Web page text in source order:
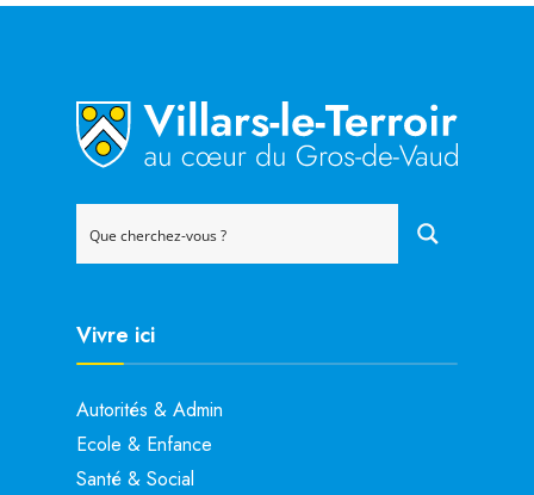
Vivre ici
Autorités & Admin
Ecole & Enfance
Santé & Social